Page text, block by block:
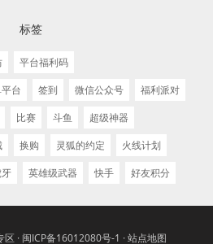
标签
平台福利码
台
签到 微信公众号
福利派对
比赛 斗鱼
超级神器
换购 灵狐的约定
火线计划
英雄级武器 快手 好友积分
区 · 闽ICP备16012080号-1 ·站点地图